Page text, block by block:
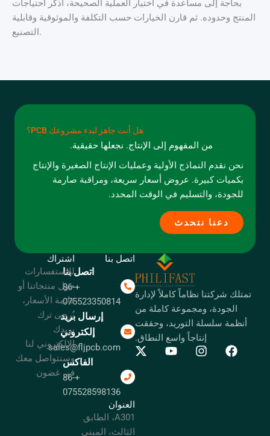
بحاجة إلى مساعدة في اختيار العملية الصحيحة، اذكر احتياجات
المنتج وحدوده. ثم قارن الخيارات حسب التكلفة والموثوقية وقابلية
التصنيع.
هل أنت جاهز لبدء مشروعك PCB؟
من المفهوم إلى الإنتاج. نجعلها حقيقية.
نحن نقدم النماذج الأولية وعمليات الإنتاج الصغيرة والإنتاج
بكميات كبيرة. عروض أسعار سريعة، ومراقبة صارمة
للجودة، والتسليم في الوقت المحدد.
دعنا نتحدث
تمتلك شركتنا نظاماً كاملاً لإدارة
الجودة، ومجموعة كاملة من
أنظمة سلسلة التوريد، وحققت
إنتاجاً واسع النطاق.
اتصل بنا
اتصل بنا
+86-
075523350814
إرسال بريد
إلكتروني
sales@fljpcb.com
الفاكس
+86-
075528598136
اشتراك
للاستفسارات
حول منتجاتنا أو
قائمة الأسعار،
يُرجى ترك
بريدك
الإلكتروني لنا
وسنتواصل معك
في غضون
العنوان
A301، الطابق
الثالث، المبنى